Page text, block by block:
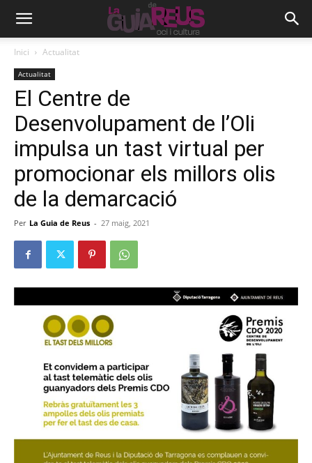
Inici Actualitat
Actualitat
El Centre de
Desenvolupament de l’Oli
impulsa un tast virtual per
promocionar els millors olis
de la demarcació
Per La Guia de Reus - 27 maig, 2021